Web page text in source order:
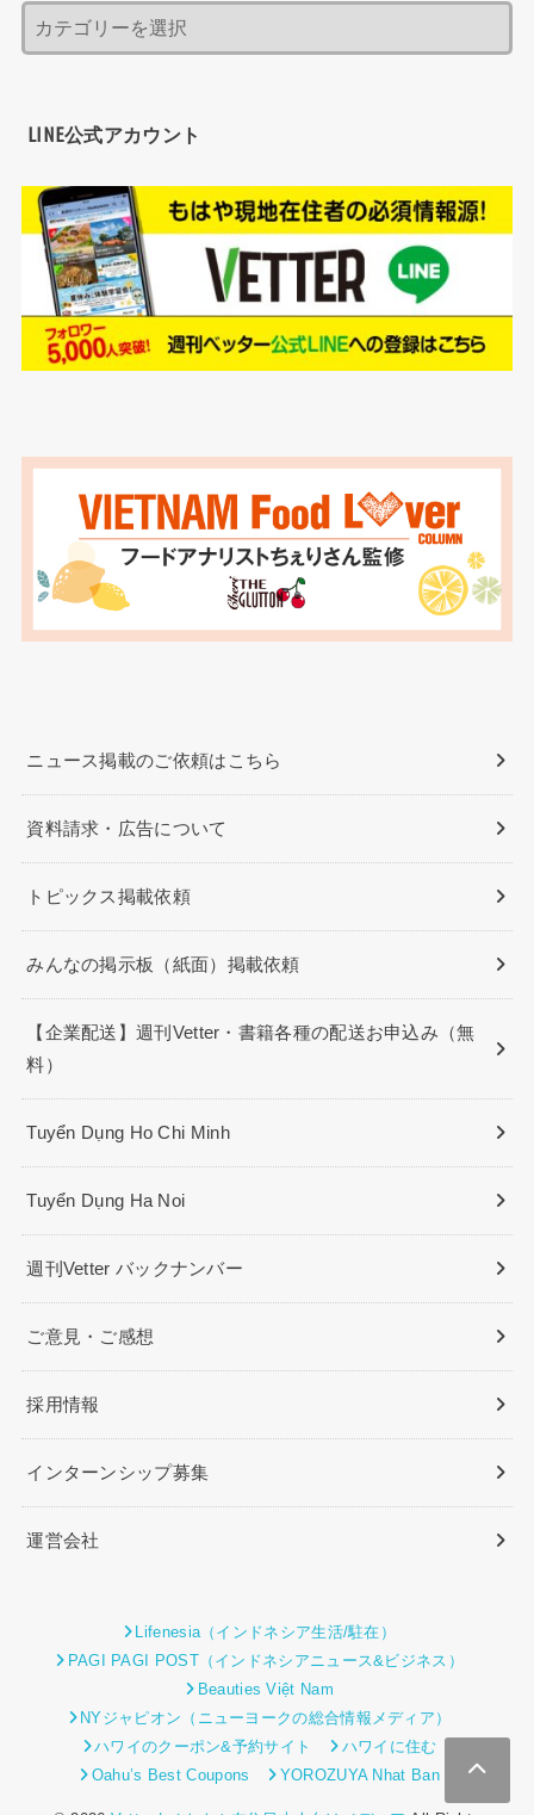
LINE公式アカウント
ニュース掲載のご依頼はこちら
資料請求・広告について
トピックス掲載依頼
みんなの掲示板（紙面）掲載依頼
【企業配送】週刊Vetter・書籍各種の配送お申込み（無
料）
Tuyển Dụng Ho Chi Minh
Tuyển Dụng Ha Noi
週刊Vetter バックナンバー
ご意見・ご感想
採用情報
インターンシップ募集
運営会社
Lifenesia（インドネシア生活/駐在）
PAGI PAGI POST（インドネシアニュース&ビジネス）
Beauties Việt Nam
NYジャピオン（ニューヨークの総合情報メディア）
ハワイのクーポン&予約サイト
ハワイに住む
Oahu’s Best Coupons
YOROZUYA Nhat Ban